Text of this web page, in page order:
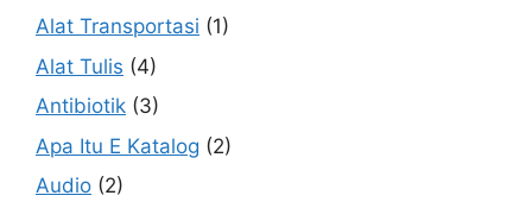
Alat Transportasi (1)
Alat Tulis (4)
Antibiotik (3)
Apa Itu E Katalog (2)
Audio (2)